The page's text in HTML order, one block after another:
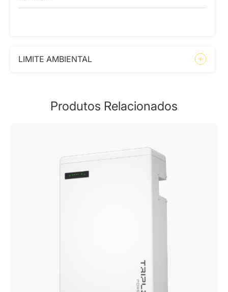
LIMITE AMBIENTAL
Produtos Relacionados